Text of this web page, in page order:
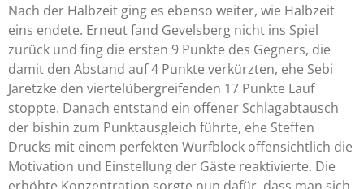
Nach der Halbzeit ging es ebenso weiter, wie Halbzeit
eins endete. Erneut fand Gevelsberg nicht ins Spiel
zurück und fing die ersten 9 Punkte des Gegners, die
damit den Abstand auf 4 Punkte verkürzten, ehe Sebi
Jaretzke den viertelübergreifenden 17 Punkte Lauf
stoppte. Danach entstand ein offener Schlagabtausch
der bishin zum Punktausgleich führte, ehe Steffen
Drucks mit einem perfekten Wurfblock offensichtlich die
Motivation und Einstellung der Gäste reaktivierte. Die